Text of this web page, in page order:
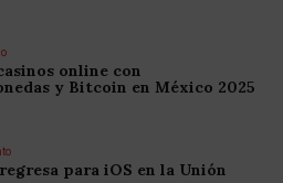
online con
y Bitcoin en México 2025
para iOS en la Unión